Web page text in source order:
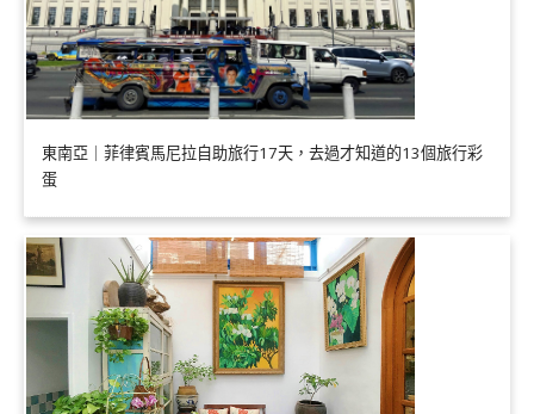
東南亞｜菲律賓馬尼拉自助旅行17天，去過才知道的13個旅行彩
蛋